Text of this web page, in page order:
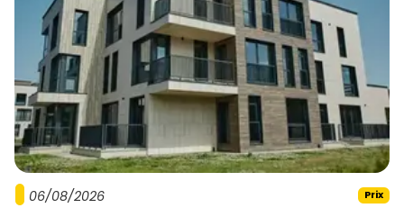
06/08/2026 Prix